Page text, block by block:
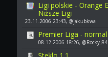
Ligi polskie - Orange
Niższe Ligi
23.11.2006 23:43, @jakubkwa
Premier Liga -
08.12.2006 18:26, @Rocky_84